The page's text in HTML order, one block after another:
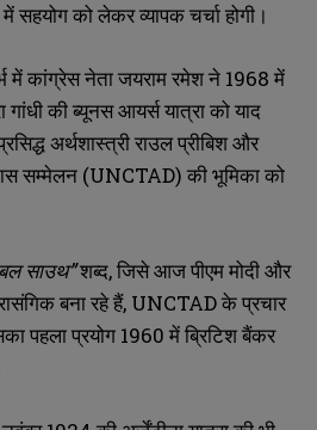
सहयोग को लेकर व्यापक चर्चा होगी।
में कांग्रेस नेता जयराम रमेश ने 1968 में
गांधी की ब्यूनस आयर्स यात्रा को याद
अर्थशास्त्री राउल प्रीबिश और
सम्मेलन (UNCTAD) की भूमिका को
साउथ”शब्द, जिसे आज पीएम मोदी और
बना रहे हैं, UNCTAD के प्रचार
पहला प्रयोग 1960 में ब्रिटिश बैंकर